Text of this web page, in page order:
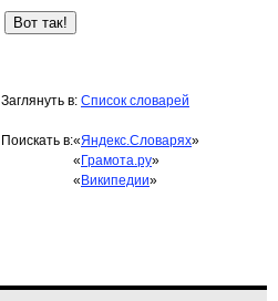
Заглянуть в: Список словарей
Поискать в:«Яндекс.Словарях»
« Грамота.ру»
« Википедии»